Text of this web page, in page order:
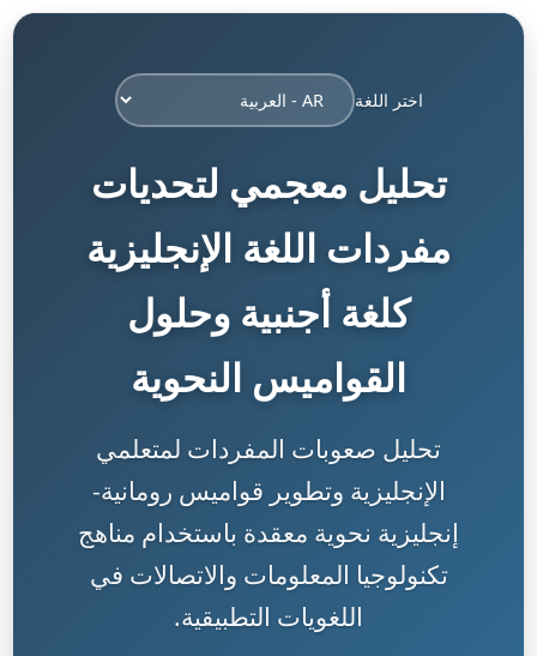
اختر اللغة
تحليل معجمي لتحديات
مفردات اللغة الإنجليزية
كلغة أجنبية وحلول
القواميس النحوية
تحليل صعوبات المفردات لمتعلمي
الإنجليزية وتطوير قواميس رومانية-
إنجليزية نحوية معقدة باستخدام مناهج
تكنولوجيا المعلومات والاتصالات في
اللغويات التطبيقية.